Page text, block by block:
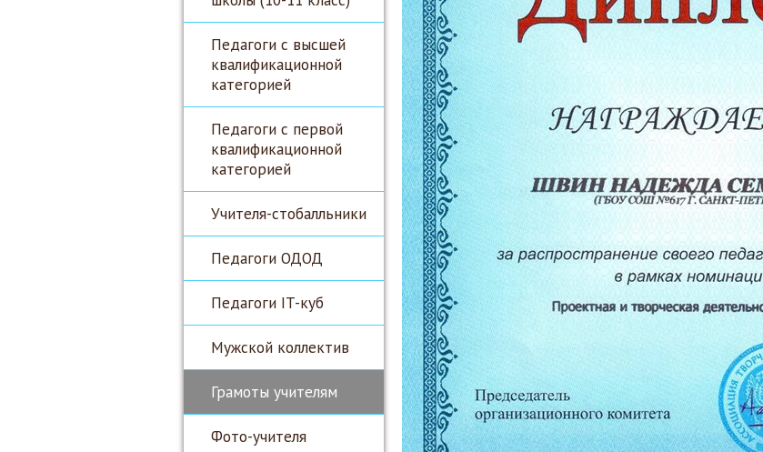
Педагоги с высшей
квалификационной
категорией
Педагоги с первой
квалификационной
категорией
Учителя-стобалльники
Педагоги ОДОД
Педагоги IT-куб
Мужской коллектив
Грамоты учителям
Фото-учителя